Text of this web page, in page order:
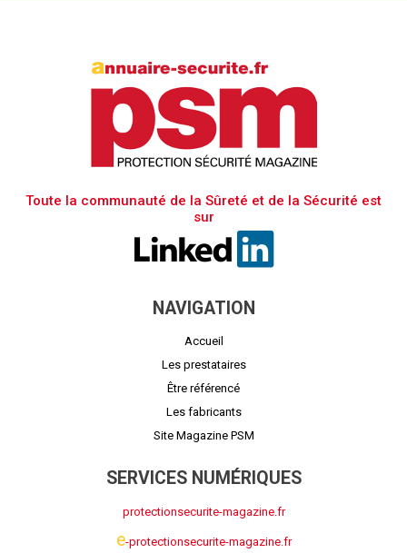
Toute la communauté de la Sûreté et de la Sécurité est
sur
NAVIGATION
Accueil
Les prestataires
Être référencé
Les fabricants
Site Magazine PSM
SERVICES NUMÉRIQUES
protectionsecurite-magazine.fr
e-protectionsecurite-magazine.fr